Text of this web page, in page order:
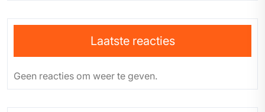
Laatste reacties
Geen reacties om weer te geven.